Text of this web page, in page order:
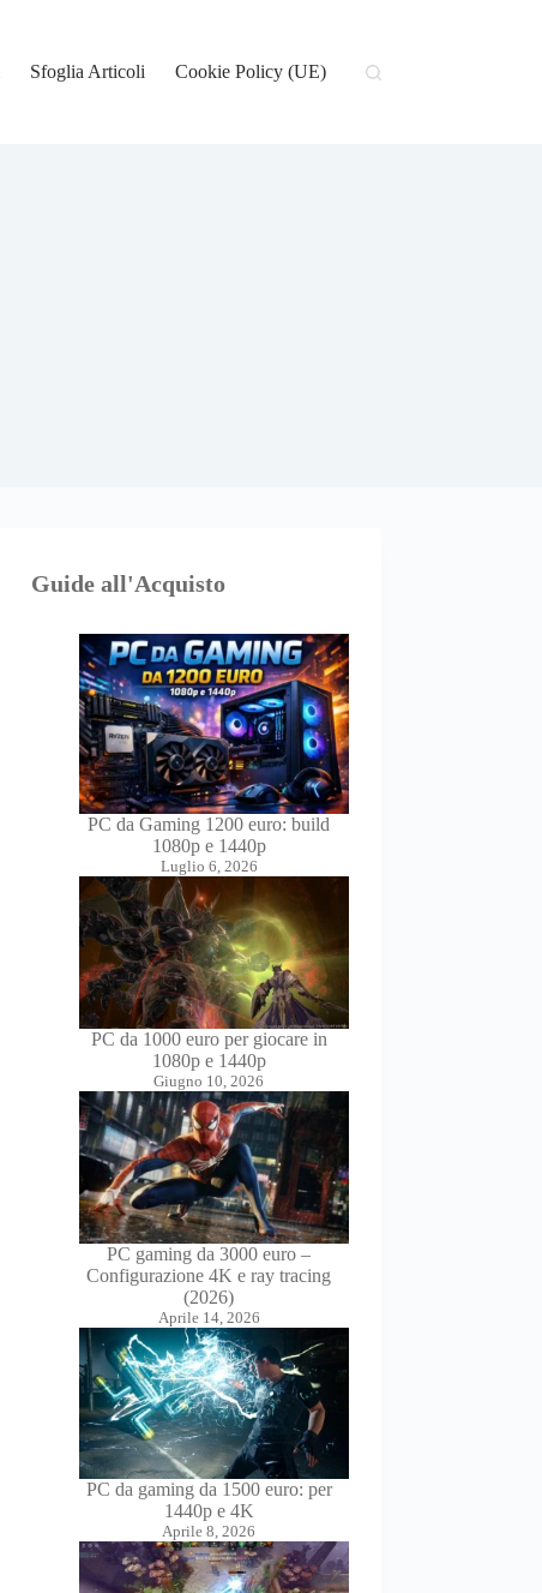
Sfoglia Articoli Cookie Policy (UE)
Guide all'Acquisto
PC da Gaming 1200 euro: build
1080p e 1440p
Luglio 6, 2026
PC da 1000 euro per giocare in
1080p e 1440p
Giugno 10, 2026
PC gaming da 3000 euro –
Configurazione 4K e ray tracing
(2026)
Aprile 14, 2026
PC da gaming da 1500 euro: per
1440p e 4K
Aprile 8, 2026